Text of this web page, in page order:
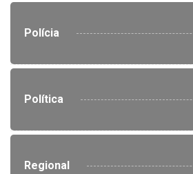
Polícia
Política
Regional